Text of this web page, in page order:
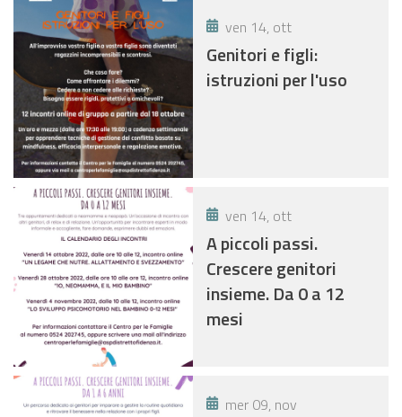
ven 14, ott
Genitori e figli:
istruzioni per l'uso
ven 14, ott
A piccoli passi.
Crescere genitori
insieme. Da 0 a 12
mesi
mer 09, nov